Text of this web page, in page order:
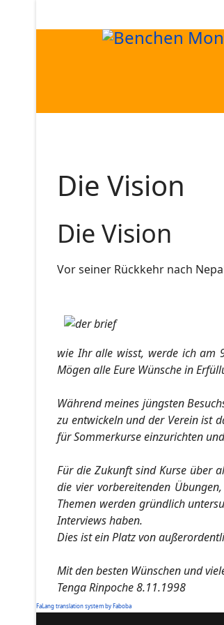
Die Vision
Die Vision
Vor seiner Rückkehr nach
wie Ihr alle wisst, werde ich am
Mögen alle Eure Wünsche in
Während meines jüngsten
zu entwickeln und der Verein ist
für Sommerkurse einzurichten
Für die Zukunft sind Kurse über
die vier vorbereitenden
Themen werden gründlich
Interviews haben.
Dies ist ein Platz von
Mit den besten Wünschen und
Tenga Rinpoche 8.11.1998
FaLang translation system by Faboba